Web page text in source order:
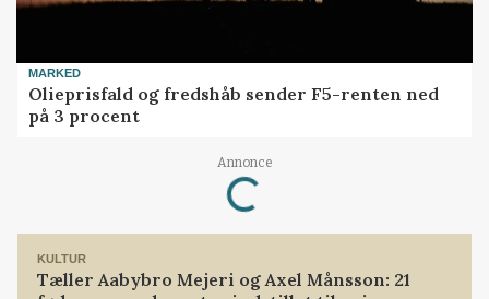
MARKED
Olieprisfald og fredshåb sender F5-renten ned
på 3 procent
Annonce
Loading...
KULTUR
Tæller Aabybro Mejeri og Axel Månsson: 21